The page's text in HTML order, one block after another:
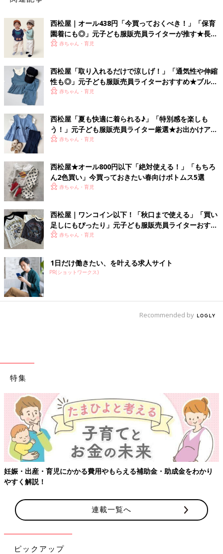
西松屋｜オール438円「今買っておくべき！」「保育
園着にも◎」元子ども服販売員ライターが推す★長袖
Tシャツ5選
赤ちゃん・育児
西松屋「取り入れるだけで涼しげ！」「通気性や伸縮
性も◎」元子ども服販売員ライターおすすめ★ブルー
アイテム5選
赤ちゃん・育児
西松屋「夏も快適に着られる♪」「特別感を楽しも
う！」元子ども服販売員ライター厳選★お出かけアイ
テム5選
赤ちゃん・育児
西松屋★オール800円以下「絶対使える！」「もちろ
ん2色買い」今買っておきたい春向けボトムス5選
赤ちゃん・育児
西松屋｜ワンコイン以下！「秋口まで使える」「買い
足しにもぴったり」元子ども服販売員ライターおすす
め★半袖Tシャツ5選
赤ちゃん・育児
1日だけ働きたい、を叶える求人サイト
PR(ショットワークス)
Recommended by
特集
娠・出産・育児にかかる費用やもらえる補助金・助成金をわかり
すく解説！
連載一覧へ
ピックアップ